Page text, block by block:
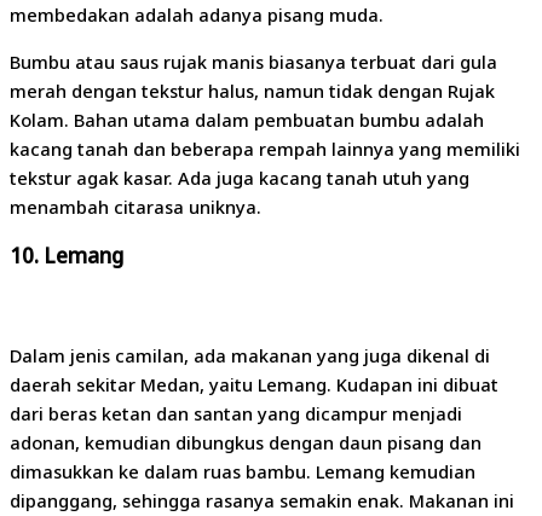
membedakan adalah adanya pisang muda.
Bumbu atau saus rujak manis biasanya terbuat dari gula
merah dengan tekstur halus, namun tidak dengan Rujak
Kolam. Bahan utama dalam pembuatan bumbu adalah
kacang tanah dan beberapa rempah lainnya yang memiliki
tekstur agak kasar. Ada juga kacang tanah utuh yang
menambah citarasa uniknya.
10. Lemang
Dalam jenis camilan, ada makanan yang juga dikenal di
daerah sekitar Medan, yaitu Lemang. Kudapan ini dibuat
dari beras ketan dan santan yang dicampur menjadi
adonan, kemudian dibungkus dengan daun pisang dan
dimasukkan ke dalam ruas bambu. Lemang kemudian
dipanggang, sehingga rasanya semakin enak. Makanan ini